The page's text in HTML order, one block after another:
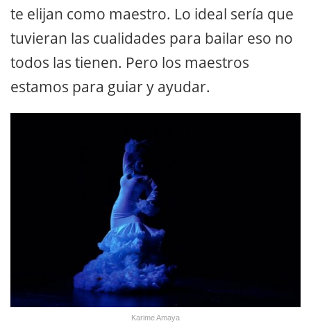
te elijan como maestro. Lo ideal sería que
tuvieran las cualidades para bailar eso no
todos las tienen. Pero los maestros
estamos para guiar y ayudar.
Karime Amaya